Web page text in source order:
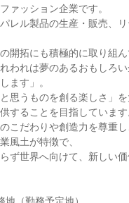
ァッション企業です。
レル製品の生産・販売、
開拓にも積極的に取り組ん
われは夢のあるおもしろ
ます」。
と思うものを創る楽しさ」
することを目指しています
こだわりや創造力を尊重
風土が特徴で、
ず世界へ向けて、新しい